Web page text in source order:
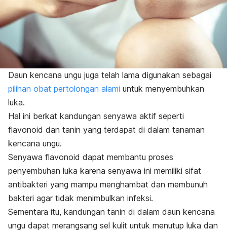
Daun kencana ungu juga telah lama digunakan sebagai
pilihan obat pertolongan alami untuk menyembuhkan
luka.
Hal ini berkat kandungan senyawa aktif seperti
flavonoid dan tanin yang terdapat di dalam tanaman
kencana ungu.
Senyawa flavonoid dapat membantu proses
penyembuhan luka karena senyawa ini memiliki sifat
antibakteri yang mampu menghambat dan membunuh
bakteri agar tidak menimbulkan infeksi.
Sementara itu, kandungan tanin di dalam daun kencana
ungu dapat merangsang sel kulit untuk menutup luka dan